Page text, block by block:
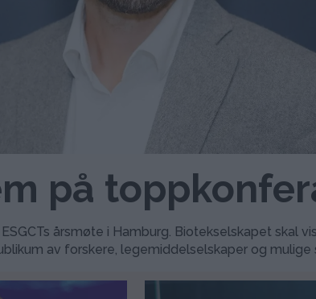
på
årsmøte i Hamburg. Biotekselskapet skal
av forskere, legemiddelselskaper og mulige